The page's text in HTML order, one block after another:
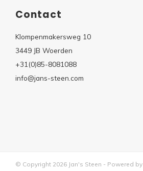
Contact
Klompenmakersweg 10
3449 JB Woerden
+31(0)85-8081088
info@jans-steen.com
© Copyright 2026 Jan's Steen - Powered by